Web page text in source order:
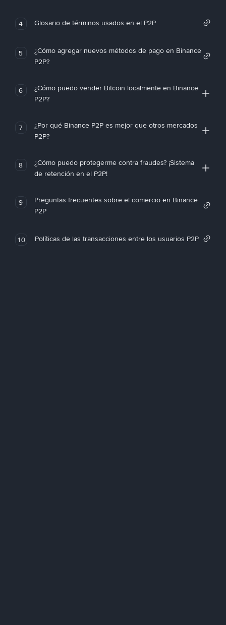
4 Glosario de términos usados en el P2P
5
¿Cómo agregar nuevos métodos de pago en Binance
P2P?
6
¿Cómo puedo vender Bitcoin localmente en Binance
P2P?
7
¿Por qué Binance P2P es mejor que otros mercados
P2P?
8
¿Cómo puedo protegerme contra fraudes? ¡Sistema
de retención en el P2P!
9
Preguntas frecuentes sobre el comercio en Binance
P2P
10 Políticas de las transacciones entre los usuarios P2P